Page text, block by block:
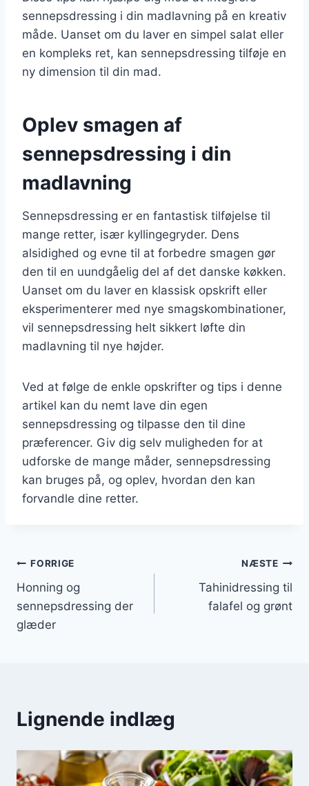
sennepsdressing i din madlavning på en kreativ
måde. Uanset om du laver en simpel salat eller
en kompleks ret, kan sennepsdressing tilføje en
ny dimension til din mad.
Oplev smagen af
sennepsdressing i din
madlavning
Sennepsdressing er en fantastisk tilføjelse til
mange retter, især kyllingegryder. Dens
alsidighed og evne til at forbedre smagen gør
den til en uundgåelig del af det danske køkken.
Uanset om du laver en klassisk opskrift eller
eksperimenterer med nye smagskombinationer,
vil sennepsdressing helt sikkert løfte din
madlavning til nye højder.
Ved at følge de enkle opskrifter og tips i denne
artikel kan du nemt lave din egen
sennepsdressing og tilpasse den til dine
præferencer. Giv dig selv muligheden for at
udforske de mange måder, sennepsdressing
kan bruges på, og oplev, hvordan den kan
forvandle dine retter.
Indlægsnavigation
FORRIGE
Honning og
sennepsdressing der
glæder
NÆSTE
Tahinidressing til
falafel og grønt
Lignende indlæg